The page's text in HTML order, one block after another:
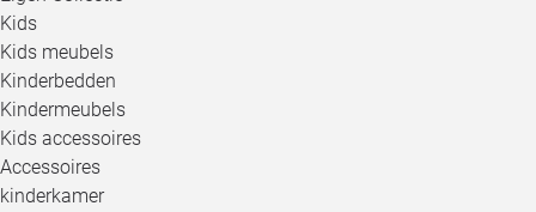
Kids
Kids meubels
Kinderbedden
Kindermeubels
Kids accessoires
Accessoires
kinderkamer